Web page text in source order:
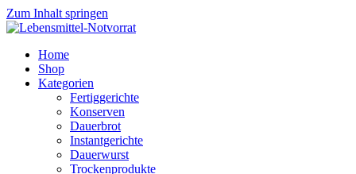
Zum Inhalt springen
Home
Shop
Kategorien
Fertiggerichte
Konserven
Dauerbrot
Instantgerichte
Dauerwurst
Trockenprodukte